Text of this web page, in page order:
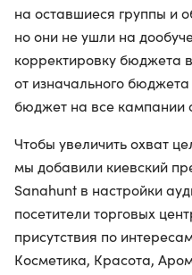
на оставшиеся группы и
но они не ушли на
корректировку бюджета
от изначального
бюджет на все кампании
Чтобы увеличить охват
мы добавили киевский
Sanahunt в настройки
посетители торговых
присутствия по
Косметика, Красота,